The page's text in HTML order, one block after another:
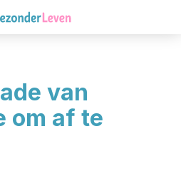
van
om af te